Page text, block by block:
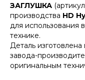
ЗАГЛУШКА (артикул
производства HD
для использования
технике.
Деталь
завода-
оригинальным